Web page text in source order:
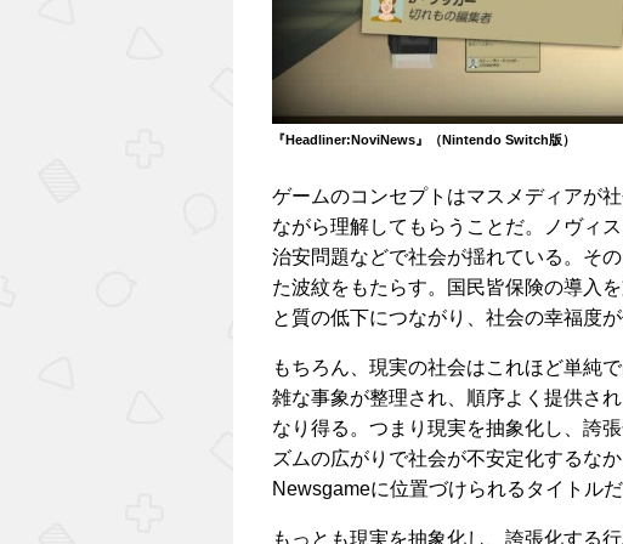
『Headliner:NoviNews』（Nintendo Switch版）
ゲームのコンセプトはマスメディアが
ながら理解してもらうことだ。ノヴィ
治安問題などで社会が揺れている。そ
た波紋をもたらす。国民皆保険の導入
と質の低下につながり、社会の幸福度
もちろん、現実の社会はこれほど単純
雑な事象が整理され、順序よく提供さ
なり得る。つまり現実を抽象化し、誇
ズムの広がりで社会が不安定化するな
Newsgameに位置づけられるタイトルだ
もっとも現実を抽象化し、誇張化する